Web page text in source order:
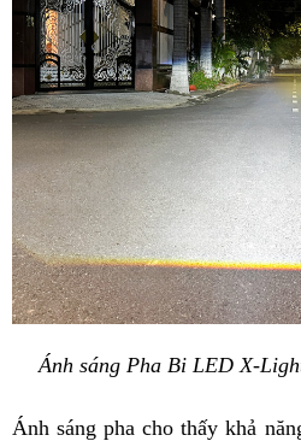
Ánh sáng Pha Bi LED X-
Ánh sáng pha cho thấy khả